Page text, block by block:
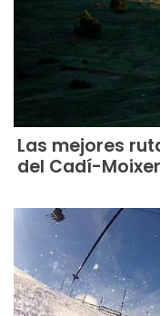
Las mejores
del Cadí-